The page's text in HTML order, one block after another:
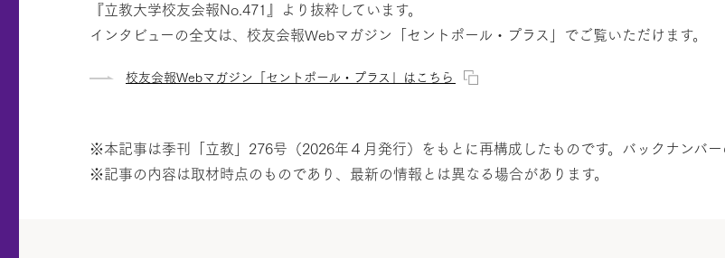
『立教大学校友会報No.471』より抜粋しています。
インタビューの全文は、校友会報Webマガジン「セントポール・プラス」でご覧いただけます。
校友会報Webマガジン「セントポール・プラス」はこちら
※本記事は季刊「立教」276号（2026年４月発行）をもとに再構成したものです。バックナンバ
※記事の内容は取材時点のものであり、最新の情報とは異なる場合があります。